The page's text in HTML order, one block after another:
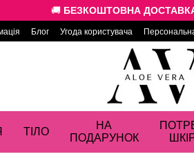
🚚 БЕЗКОШТОВНА ДОСТАВКА
Блог Угода користувача
ТІЛО
НА
ПОДАРУНОК